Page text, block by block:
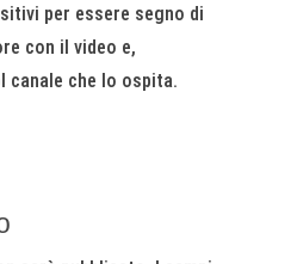
per essere segno di
con il video e,
canale che lo ospita.